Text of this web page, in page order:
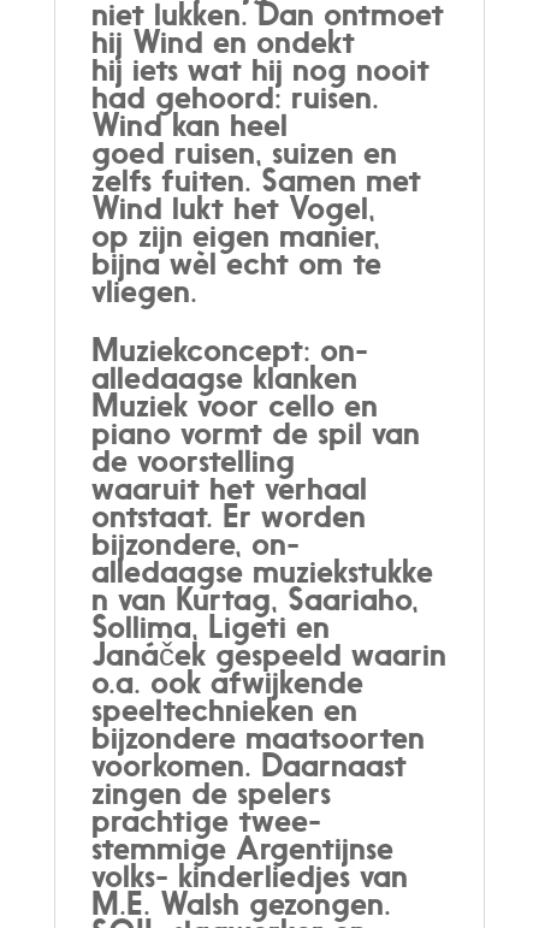
niet lukken. Dan ontmoet
hij Wind en ondekt
hij iets wat hij nog nooit
had gehoord: ruisen.
Wind kan heel
goed ruisen, suizen en
zelfs fuiten. Samen met
Wind lukt het Vogel,
op zijn eigen manier,
bijna wèl echt om te
vliegen.
Muziekconcept: on-
alledaagse klanken
Muziek voor cello en
piano vormt de spil van
de voorstelling
waaruit het verhaal
ontstaat. Er worden
bijzondere, on-
alledaagse muziekstukke
n van Kurtag, Saariaho,
Sollima, Ligeti en
Janáček gespeeld waarin
o.a. ook afwijkende
speeltechnieken en
bijzondere maatsoorten
voorkomen. Daarnaast
zingen de spelers
prachtige twee-
stemmige Argentijnse
volks- kinderliedjes van
M.E. Walsh gezongen.